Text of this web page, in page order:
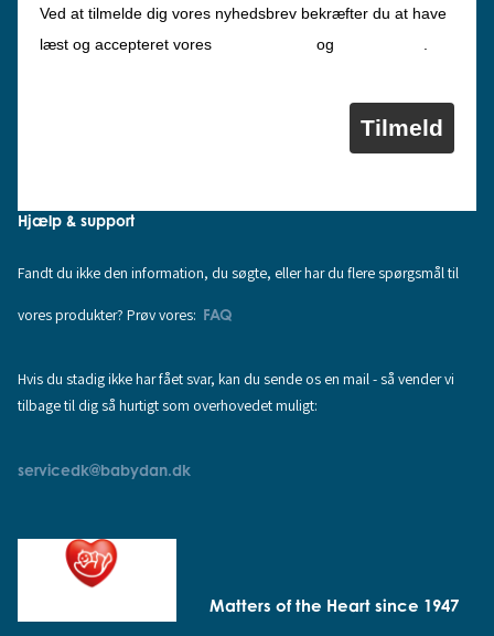
Ved at tilmelde dig vores nyhedsbrev bekræfter du at have
læst og accepteret vores
og .
Tilmeld
Hjælp & support
Fandt du ikke den information, du søgte, eller har du flere spørgsmål til
vores produkter? Prøv vores: FAQ
Hvis du stadig ikke har fået svar, kan du sende os en mail - så vender vi
tilbage til dig så hurtigt som overhovedet muligt:
servicedk@babydan.dk
Matters of the Heart since 1947